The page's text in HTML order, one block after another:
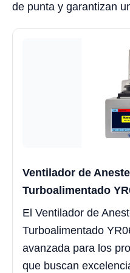
de punta y garantizan
Ventilador de
Turboalimentado
El Ventilador de
Turboalimentado
avanzada para los
que buscan